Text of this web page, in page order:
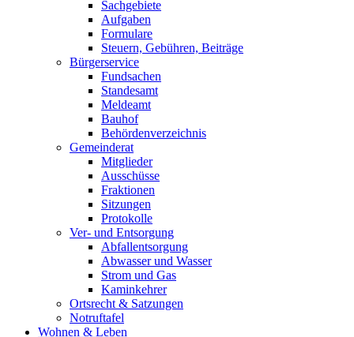
Sachgebiete
Aufgaben
Formulare
Steuern, Gebühren, Beiträge
Bürgerservice
Fundsachen
Standesamt
Meldeamt
Bauhof
Behördenverzeichnis
Gemeinderat
Mitglieder
Ausschüsse
Fraktionen
Sitzungen
Protokolle
Ver- und Entsorgung
Abfallentsorgung
Abwasser und Wasser
Strom und Gas
Kaminkehrer
Ortsrecht & Satzungen
Notruftafel
Wohnen & Leben